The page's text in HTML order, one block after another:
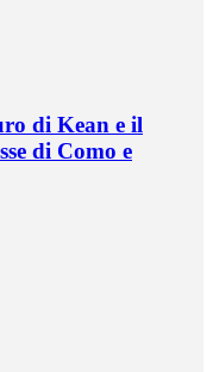
di Kean e il
di Como e